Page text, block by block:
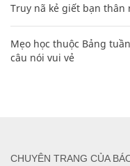
Truy nã kẻ giết bạn
Mẹo học thuộc Bảng
câu nói vui vẻ
CHUYÊN TRANG CỦA